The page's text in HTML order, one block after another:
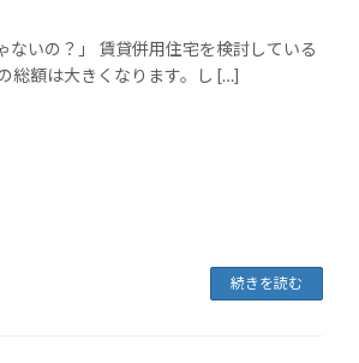
ないの？」 賃貸併用住宅を検討している
総額は大きくなります。し […]
続きを読む